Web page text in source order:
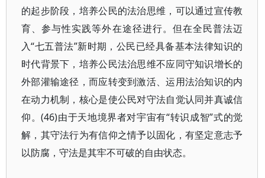
的起步阶段，培养公民的法治思维，可以通过宣传教
育、参与性实践等外在途径进行。但在全民普法迈
入“七五普法”新时期，公民已经具备基本法律知识的
时代背景下，培养公民法治思维不应同守知识增长的
外部灌输途径，而应转变到激活、运用法治知识的内
在动力机制，核心是使公民对守法自觉认同并真诚信
仰。(46)由于天地境界者对宇宙有“转识成智”式的觉
解，其守法行为有信仰之情予以固化，有坚定意志予
以防腐，守法是其牢不可破的自由状态。